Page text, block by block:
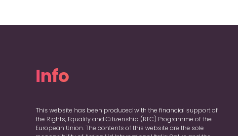
Info
This website has been produced with the financial support of
the Rights, Equality and Citizenship (REC) Programme of the
European Union. The contents of this website are the sole